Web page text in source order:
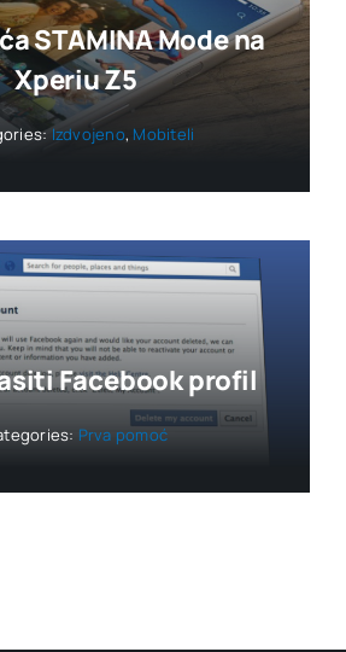
STAMINA Mode na
Xperiu Z5
Izdvojeno, Mobiteli
Facebook profil
Prva pomoć